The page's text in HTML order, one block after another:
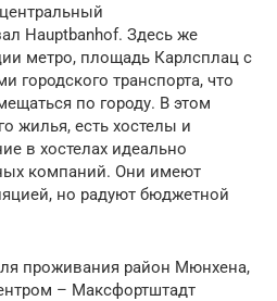
Hauptbanhof. Здесь же
метро, площадь Карлсплац с
городского транспорта, что
по городу. В этом
жилья, есть хостелы и
в хостелах идеально
компаний. Они имеют
но радуют бюджетной
проживания район Мюнхена,
– Максфортштадт